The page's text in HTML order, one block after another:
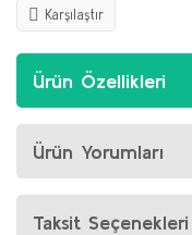
Karşılaştır
Ürün Özellikleri
Ürün Yorumları
Taksit Seçenekleri